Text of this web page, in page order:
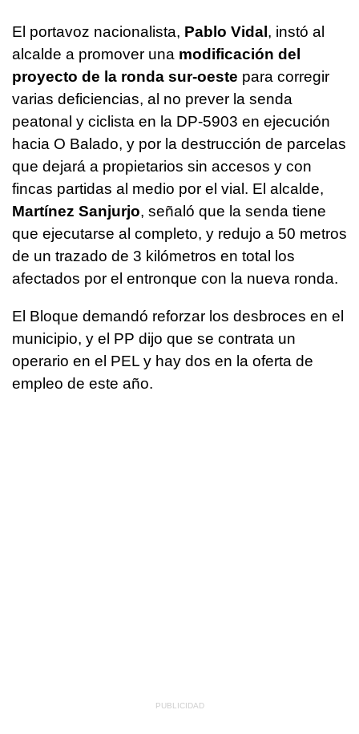
El portavoz nacionalista, Pablo Vidal , instó al
alcalde a promover una modificación del
proyecto de la ronda sur-oeste para corregir
varias deficiencias, al no prever la senda
peatonal y ciclista en la DP-5903 en ejecución
hacia O Balado, y por la destrucción de parcelas
que dejará a propietarios sin accesos y con
fincas partidas al medio por el vial. El alcalde,
Martínez Sanjurjo, señaló que la senda tiene
que ejecutarse al completo, y redujo a 50 metros
de un trazado de 3 kilómetros en total los
afectados por el entronque con la nueva ronda.
El Bloque demandó reforzar los desbroces en el
municipio, y el PP dijo que se contrata un
operario en el PEL y hay dos en la oferta de
empleo de este año.